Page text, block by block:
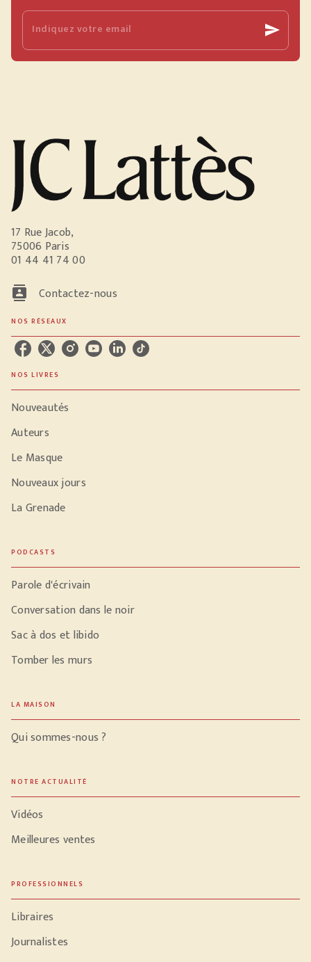
Indiquez votre email send
17 Rue Jacob,
75006 Paris
01 44 41 74 00
contacts Contactez-nous
NOS RÉSEAUX
NOS LIVRES
Nouveautés
Auteurs
Le Masque
Nouveaux jours
La Grenade
PODCASTS
Parole d'écrivain
Conversation dans le noir
Sac à dos et libido
Tomber les murs
LA MAISON
Qui sommes-nous ?
NOTRE ACTUALITÉ
Vidéos
Meilleures ventes
PROFESSIONNELS
Libraires
Journalistes